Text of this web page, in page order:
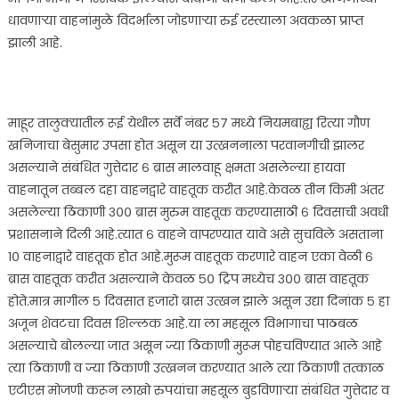
धावणाऱ्या वाहनांमुळे विदर्भाला जोडणाऱ्या रुई रस्त्याला अवकळा प्राप्त
झाली आहे.
माहूर तालुक्यातील रूई येथील सर्वे नंबर ५७ मध्ये नियमबाह्य रित्या गौण
खनिजाचा बेसुमार उपसा होत असून या उत्खननाला परवानगीची झालर
असल्याने संबंधित गुत्तेदार ६ ब्रास मालवाहू क्षमता असलेल्या हायवा
वाहनातून तब्बल दहा वाहनद्वारे वाहतूक करीत आहे.केवळ तीन किमी अंतर
असलेल्या ठिकाणी ३०० ब्रास मुरुम वाहतूक करण्यासाठी ६ दिवसाची अवधी
प्रशासनाने दिली आहे.त्यात ६ वाहने वापरण्यात यावे असे सुचविले असताना
१० वाहनाद्वारे वाहतूक होत आहे.मुरूम वाहतूक करणारे वाहन एका वेळी ६
ब्रास वाहतूक करीत असल्याने केवळ ५० ट्रिप मध्येच ३०० ब्रास वाहतूक
होते.मात्र मागील ५ दिवसात हजारो ब्रास उत्खन झाले असून उद्या दिनांक ५ हा
अजून शेवटचा दिवस शिल्लक आहे.या ला महसूल विभागाचा पाठबळ
असल्याचे बोलल्या जात असून ज्या ठिकाणी मुरूम पोहचविण्यात आले आहे
त्या ठिकाणी व ज्या ठिकाणी उत्खनन करण्यात आले त्या ठिकाणी तत्काळ
एटीएस मोजणी करून लाखो रुपयांचा महसूल बुडविणाऱ्या संबंधित गुत्तेदार व